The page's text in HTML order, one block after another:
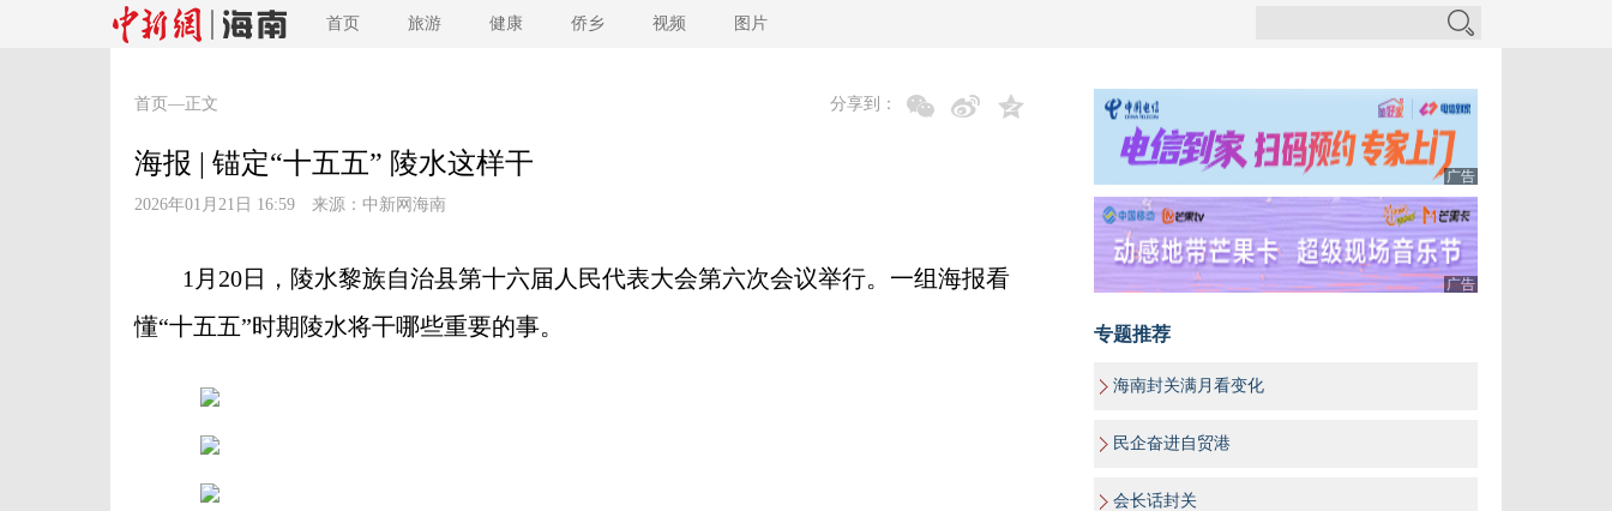
首页 旅游 健康 侨乡 视频 图片
首页 —正文 分享到：
海报 | 锚定“十五五” 陵水这样干
2026年01月21日 16:59 来源： 中新网海南
1月20日，陵水黎族自治县第十六届人民代表大会第六次会议举行。一组海报看
懂“十五五”时期陵水将干哪些重要的事。
广告
广告
专题推荐
海南封关满月看变化
民企奋进自贸港
会长话封关